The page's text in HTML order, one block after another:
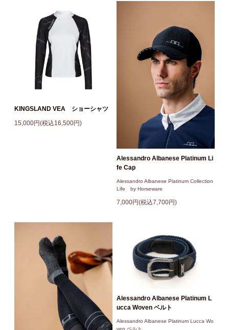
KINGSLAND VEA ショーシャツ
15,000円(税込16,500円)
Alessandro Albanese Platinum Li
fe Cap
Alessandro Albanese Platinum Collection
Life by Horseware
7,000円(税込7,700円)
Alessandro Albanese Platinum L
ucca Woven ベルト
Alessandro Albanese Platinum Lucca Wo
ven ベルト